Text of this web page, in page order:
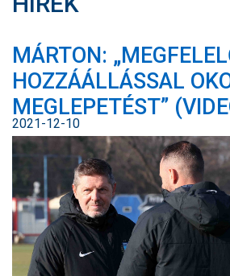
JEGYÉRTÉKESÍTÉS
EGYESÜLET
NYITÓLAP
HÍREK
CSAPATOK
MÉRKŐZÉSEK
KLUB
MÁRTON:
HOZZÁÁLLÁSSAL
MEGLEPETÉST”
2021-12-10